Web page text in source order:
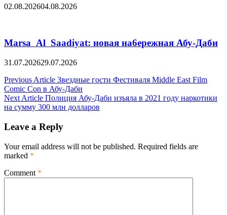
02.08.202604.08.2026
Marsa Al Saadiyat: новая на6ережная Абу-Даби
31.07.202629.07.2026
Post
navigation
Previous Article Звездные гости Фестиваля Middle East Film
Comic Con в Абу-Даби
Next Article Полиция Абу-Даби изъяла в 2021 году наркотики
на сумму 300 млн долларов
Leave a Reply
Your email address will not be published. Required fields are
marked *
Comment *